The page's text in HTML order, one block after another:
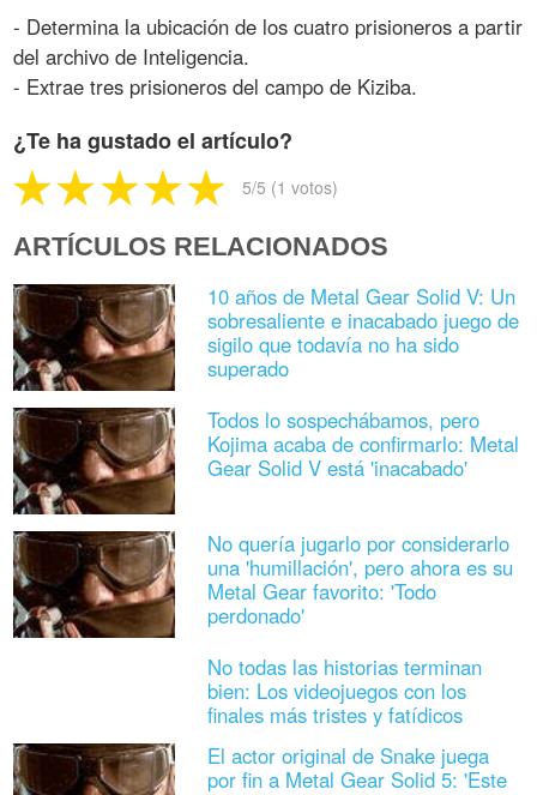
- Determina la ubicación de los cuatro prisioneros a partir
del archivo de Inteligencia.
- Extrae tres prisioneros del campo de Kiziba.
¿Te ha gustado el artículo?
5/5 (1 votos)
ARTÍCULOS RELACIONADOS
10 años de Metal Gear Solid V: Un
sobresaliente e inacabado juego de
sigilo que todavía no ha sido
superado
Todos lo sospechábamos, pero
Kojima acaba de confirmarlo: Metal
Gear Solid V está 'inacabado'
No quería jugarlo por considerarlo
una 'humillación', pero ahora es su
Metal Gear favorito: 'Todo
perdonado'
No todas las historias terminan
bien: Los videojuegos con los
finales más tristes y fatídicos
El actor original de Snake juega
por fin a Metal Gear Solid 5: 'Este